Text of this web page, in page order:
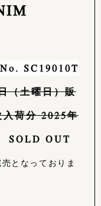
SC19010T
（土曜日）販
入荷分 2025年
SOLD OUT
となっておりま